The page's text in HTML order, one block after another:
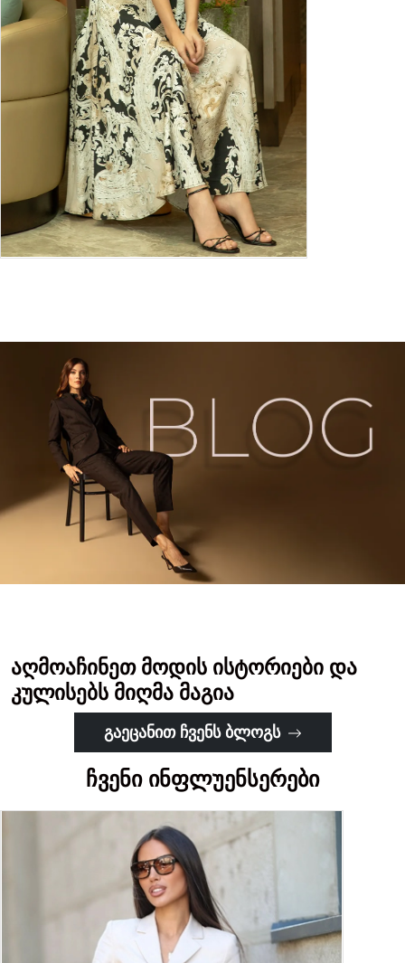
აღმოაჩინეთ მოდის ისტორიები და
კულისებს მიღმა მაგია
გაეცანით ჩვენს ბლოგს
ჩვენი ინფლუენსერები